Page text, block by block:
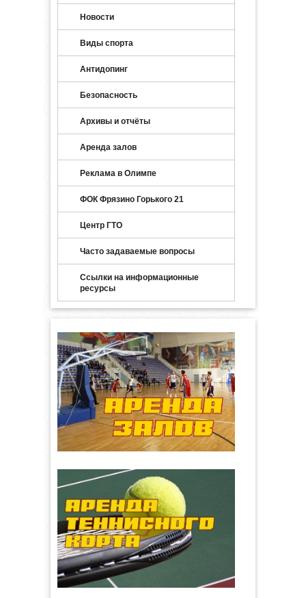
Новости
Виды спорта
Антидопинг
Безопасность
Архивы и отчёты
Аренда залов
Реклама в Олимпе
ФОК Фрязино Горького 21
Центр ГТО
Часто задаваемые вопросы
Ссылки на информационные
ресурсы